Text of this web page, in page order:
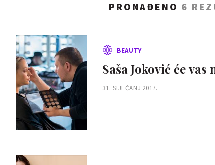
PRONAĐENO 6
BEAUTY
Saša Joković će
31. SIJEČANJ 2017.